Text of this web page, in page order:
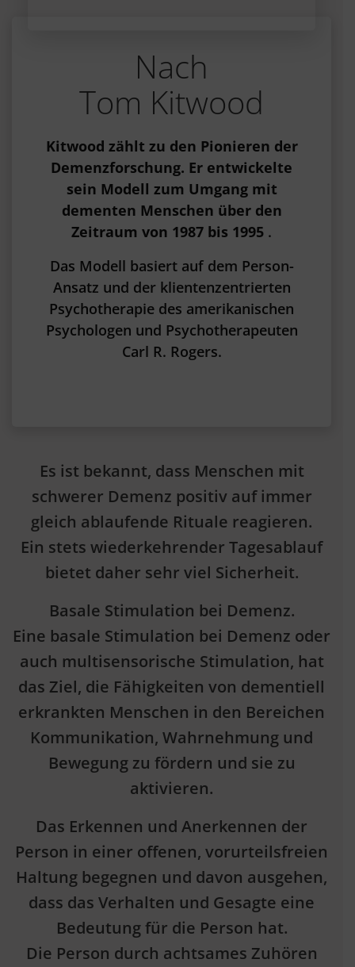
Nach
Tom Kitwood
Kitwood zählt zu den Pionieren der
Demenzforschung. Er entwickelte
sein Modell zum Umgang mit
dementen Menschen über den
Zeitraum von 1987 bis 1995 .
Das Modell basiert auf dem Person-
Ansatz und der klientenzentrierten
Psychotherapie des amerikanischen
Psychologen und Psychotherapeuten
Carl R. Rogers.
Es ist bekannt, dass Menschen mit
schwerer Demenz positiv auf immer
gleich ablaufende Rituale reagieren.
Ein stets wiederkehrender Tagesablauf
bietet daher sehr viel Sicherheit.
Basale Stimulation bei Demenz.
Eine basale Stimulation bei Demenz oder
auch multisensorische Stimulation, hat
das Ziel, die Fähigkeiten von dementiell
erkrankten Menschen in den Bereichen
Kommunikation, Wahrnehmung und
Bewegung zu fördern und sie zu
aktivieren.
Das Erkennen und Anerkennen der
Person in einer offenen, vorurteilsfreien
Haltung begegnen und davon ausgehen,
dass das Verhalten und Gesagte eine
Bedeutung für die Person hat.
Die Person durch achtsames Zuhören